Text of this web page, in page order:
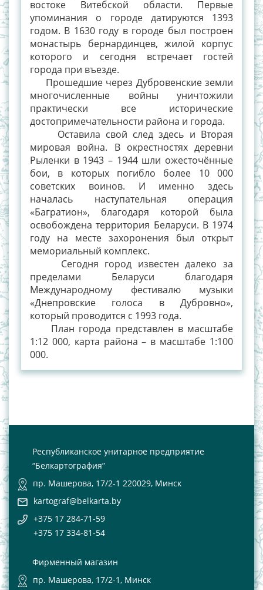
востоке Витебской области. Первые
упоминания о городе датируются 1393
годом. В 1630 году в городе был построен
монастырь бернардинцев, жилой корпус
которого и сегодня встречает гостей
города при въезде.
Прошедшие через Дубровенские земли
многочисленные войны уничтожили
практически все исторические
достопримечательности района и города.
Оставила свой след здесь и Вторая
мировая война. В окрестностях деревни
Рыленки в 1943 – 1944 шли ожесточённые
бои, в которых погибло более 10 000
советских воинов. И именно здесь
началась наступательная операция
«Багратион», благодаря которой была
освобождена территория Беларуси. В 1974
году на месте захоронения был открыт
мемориальный комплекс.
Сегодня город известен далеко за
пределами Беларуси благодаря
Международному фестивалю музыки
«Днепровские голоса в Дубровно»,
который проводится с 1993 года.
План города представлен в масштабе
1:12 000, карта района – в масштабе 1:100
000.
Республиканское унитарное предприятие
“Белкартография”
пр. Машерова, 17/2-1 220029, Минск
kartograf@belkarta.by
+375 17 284-71-59
+375 17 334-81-54
Фирменный магазин
пр. Машерова, 17/2-1, Минск